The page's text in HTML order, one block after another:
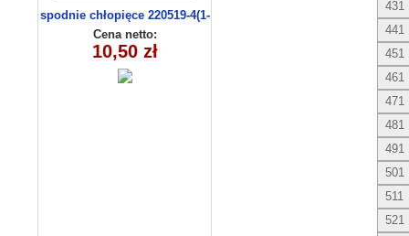
spodnie chłopięce 220519-4(1-
4) 4 szt
Cena netto:
10,50 zł
431
441
451
461
471
481
491
501
511
521